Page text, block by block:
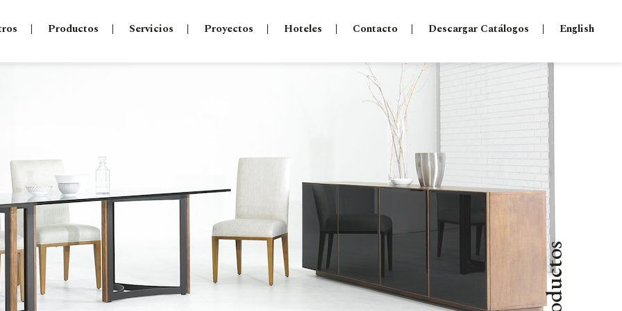
Productos Servicios Proyectos Hoteles Contacto Descargar Catálogos English
Productos